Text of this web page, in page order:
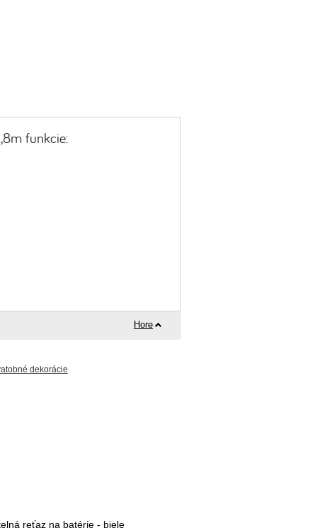
funkcie:
Hore
dekorácie
reťaz na batérie - biele